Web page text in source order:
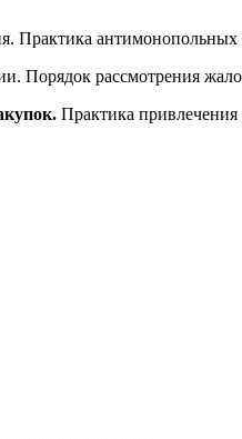
Практика
Порядок рассмотрения
Практика привлечения